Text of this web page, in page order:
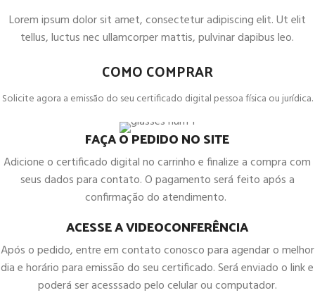
Lorem ipsum dolor sit amet, consectetur adipiscing elit. Ut elit
tellus, luctus nec ullamcorper mattis, pulvinar dapibus leo.
COMO COMPRAR
Solicite agora a emissão do seu certificado digital pessoa física ou jurídica.
FAÇA O PEDIDO NO SITE
Adicione o certificado digital no carrinho e finalize a compra com
seus dados para contato. O pagamento será feito após a
confirmação do atendimento.
ACESSE A VIDEOCONFERÊNCIA
Após o pedido, entre em contato conosco para agendar o melhor
dia e horário para emissão do seu certificado. Será enviado o link e
poderá ser acesssado pelo celular ou computador.